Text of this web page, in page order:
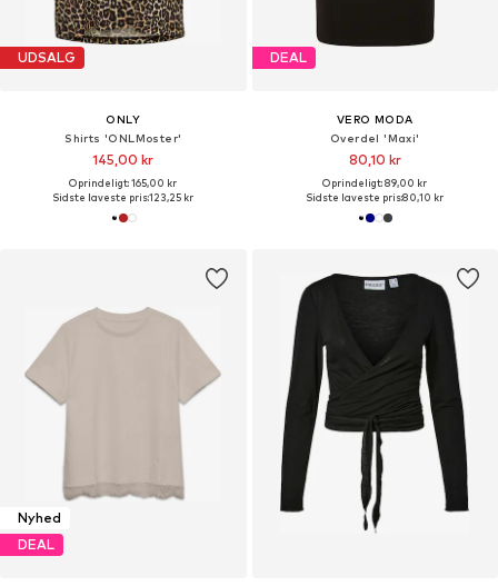
UDSALG
ONLY
Shirts 'ONLMoster'
145,00 kr
Oprindeligt: 165,00 kr
Sidste laveste pris:123,25 kr
DEAL
VERO MODA
Overdel 'Maxi'
80,10 kr
Oprindeligt: 89,00 kr
Sidste laveste pris:80,10 kr
Nyhed
DEAL